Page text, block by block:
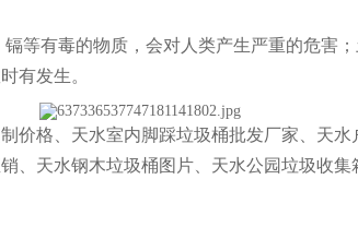
等有毒的物质，会对人类产生严重的危害
有发生。
价格、天水室内脚踩垃圾桶批发厂家、天
、天水钢木垃圾桶图片、天水公园垃圾收集